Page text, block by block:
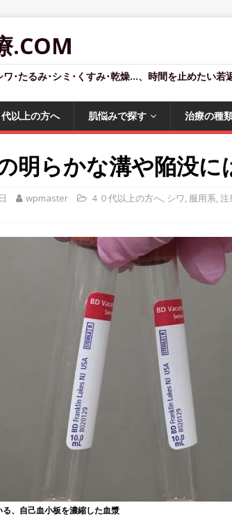
.COM
･たるみ･シミ･くすみ･乾燥…、時間を止めたい若
代以上の方へ 肌悩みで探す 治療の種
明らかな溝や陥没に
wpmaster ４０代以上の方へ, シワ, 服用系,注
、自己血小板を濃縮した血漿